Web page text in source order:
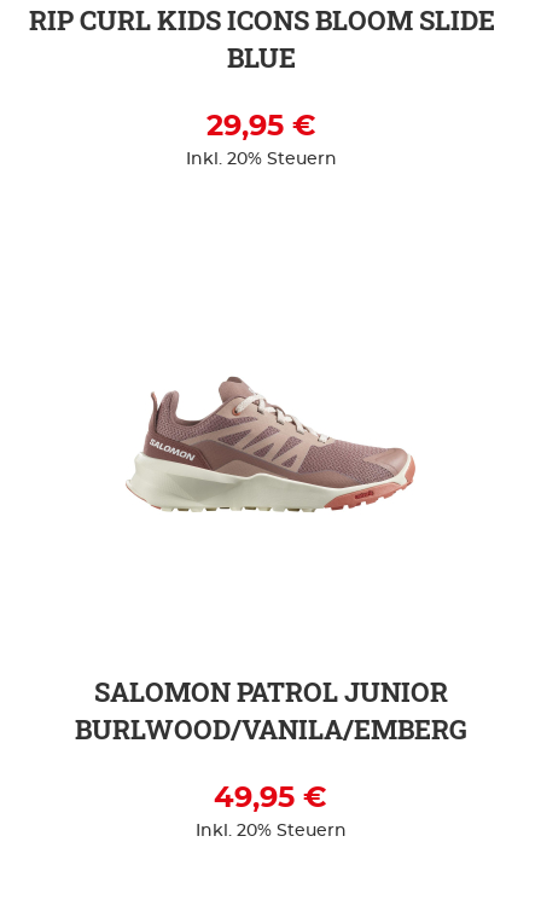
RIP CURL KIDS ICONS BLOOM SLIDE
BLUE
29,95 €
Inkl. 20% Steuern
SALOMON PATROL JUNIOR
BURLWOOD/VANILA/EMBERG
49,95 €
Inkl. 20% Steuern